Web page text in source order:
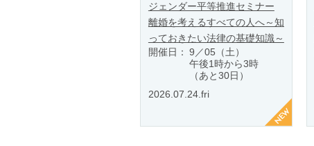
ジェンダー平等推進セミナー
離婚を考えるすべての人へ～知
っておきたい法律の基礎知識～
開催日： 9／05（土）
午後1時から3時
（あと30日）
2026.07.24.fri